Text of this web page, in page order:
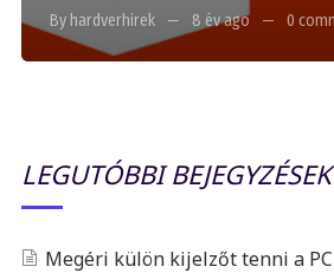
By hardverhirek 8 év ago 0
LEGUTÓBBI BEJEGYZÉSEK
Megéri külön kijelzőt tenni a